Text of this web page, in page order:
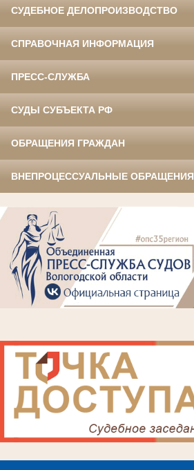
СУДЕБНОЕ ДЕЛОПРОИЗВОДСТВО
СПРАВОЧНАЯ ИНФОРМАЦИЯ
ПРЕСС-СЛУЖБА
СУДЫ СУБЪЕКТА РФ
ОБРАЩЕНИЯ ГРАЖДАН
ВНЕПРОЦЕССУАЛЬНЫЕ ОБРАЩЕНИЯ